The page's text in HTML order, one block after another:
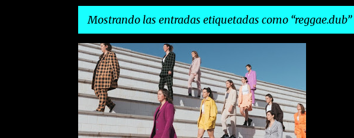
Mostrando las entradas etiquetadas como reggae.dub
E
n
t
r
a
BALKAN PARADISE ORCHESTRA